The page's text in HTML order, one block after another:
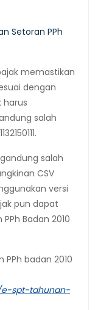
Setoran PPh
memastikan
dengan
harus
salah
salah
CSV
versi
pun dapat
Badan 2010
badan 2010
e-spt-tahunan-